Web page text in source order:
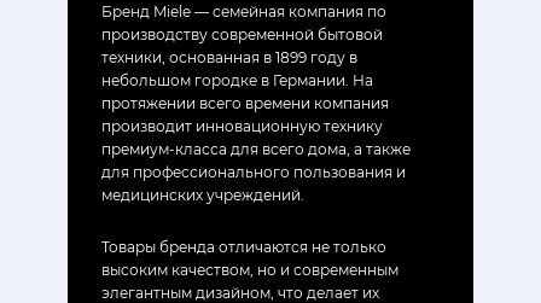
Бренд Miele — семейная компания по
производству современной бытовой
техники, основанная в 1899 году в
небольшом городке в Германии. На
протяжении всего времени компания
производит инновационную технику
премиум-класса для всего дома, а также
для профессионального пользования и
медицинских учреждений.
Товары бренда отличаются не только
высоким качеством, но и современным
элегантным дизайном, что делает их